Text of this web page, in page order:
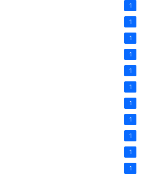
1
1
1
1
1
1
1
1
1
1
1